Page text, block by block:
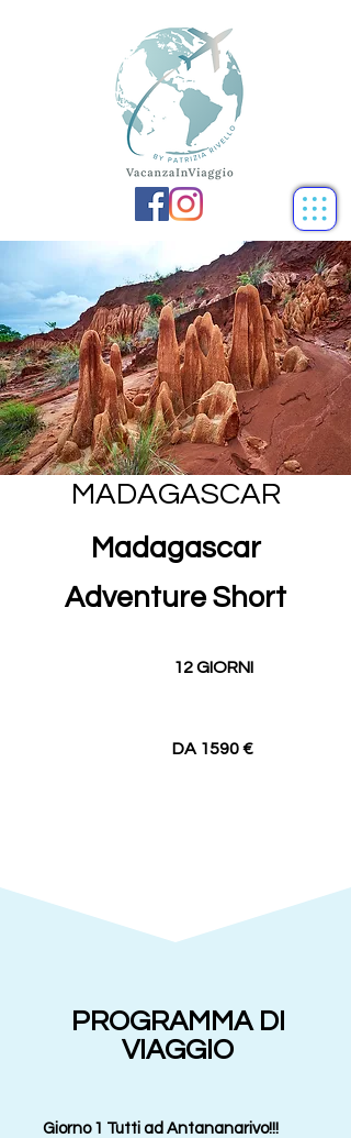
MADAGASCAR
Madagascar
Adventure Short
12 GIORNI
DA 1590 €
PROGRAMMA DI
VIAGGIO
Giorno 1 Tutti ad Antananarivo!!!